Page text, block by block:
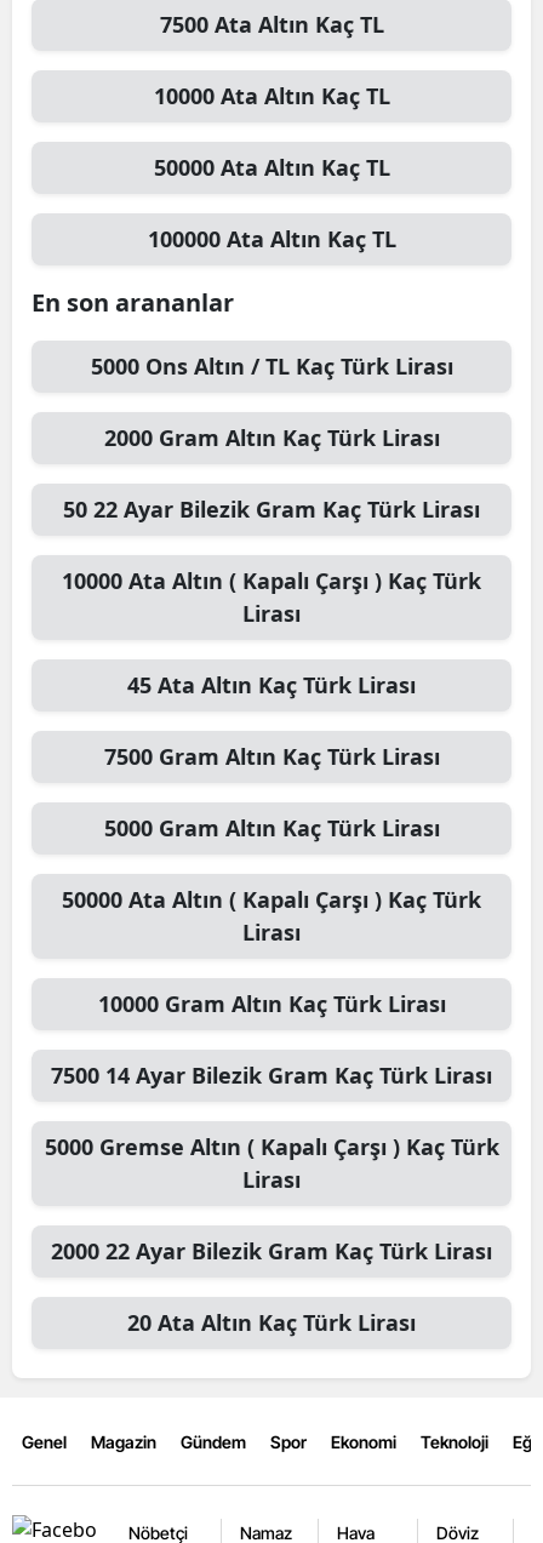
7500 Ata Altın Kaç TL
10000 Ata Altın Kaç TL
50000 Ata Altın Kaç TL
100000 Ata Altın Kaç TL
En son arananlar
5000 Ons Altın / TLKaç Türk Lirası
2000 Gram Altın Kaç Türk Lirası
50 22 Ayar Bilezik Gram Kaç Türk Lirası
10000 Ata Altın ( Kapalı Çarşı ) Kaç Türk
Lirası
45 Ata Altın Kaç Türk Lirası
7500 Gram Altın Kaç Türk Lirası
5000 Gram Altın Kaç Türk Lirası
50000 Ata Altın ( Kapalı Çarşı ) Kaç Türk
Lirası
10000 Gram Altın Kaç Türk Lirası
7500 14 Ayar Bilezik Gram Kaç Türk Lirası
5000 Gremse Altın ( Kapalı Çarşı )Kaç Türk
Lirası
2000 22 Ayar Bilezik Gram Kaç Türk Lirası
20 Ata Altın Kaç Türk Lirası
Genel Magazin Gündem Spor Ekonomi Teknoloji
Nöbetçi Namaz Hava Döviz